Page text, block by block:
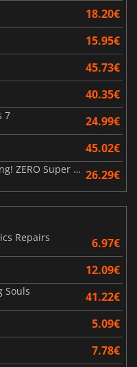
18.20€
15.95€
45.73€
40.35€
7 24.99€
45.02€
DRAGON BALL Sparking! ZERO Super Limit Breaking NEO 26.29€
Repairs
6.97€
12.09€
Souls 41.22€
5.09€
7.78€